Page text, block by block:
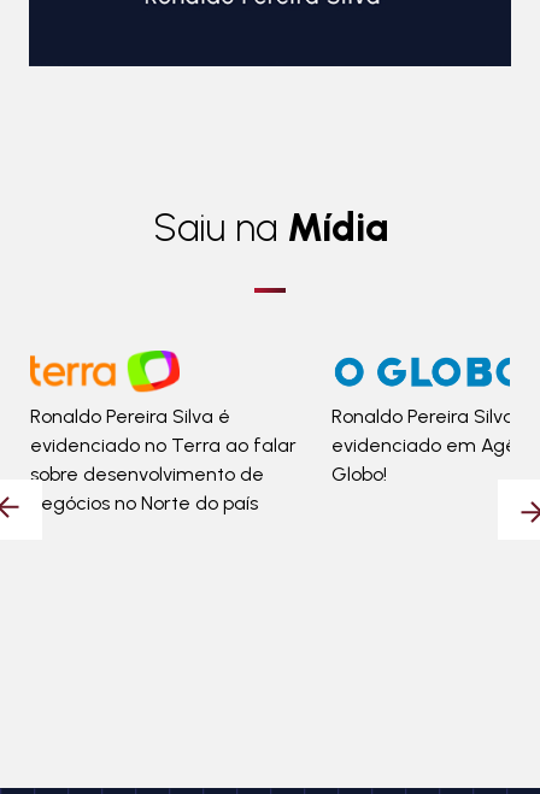
Saiu na Mídia
Ronaldo Pereira Silva é
evidenciado no Terra ao falar
sobre desenvolvimento de
negócios no Norte do país
Ronaldo Pereira Silva é
evidenciado em
Globo!